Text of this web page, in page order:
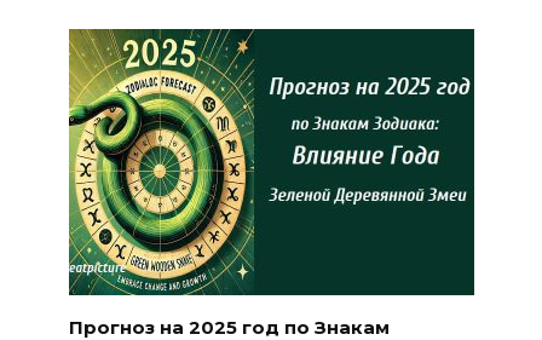
Прогноз на 2025 год по Знакам